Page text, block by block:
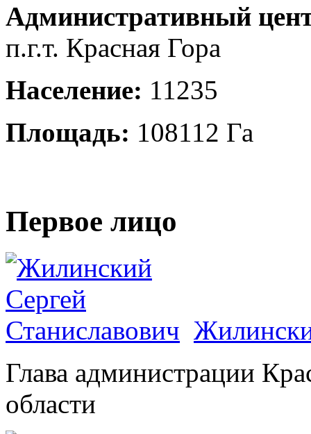
Административный
п.г.т. Красная Гора
Население: 11235
Площадь: 108112 Га
Первое лицо
Глава администрации
области